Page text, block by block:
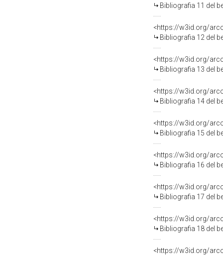
Bibliografia 11 del
<https://w3id.org/
Bibliografia 12 del
<https://w3id.org/
Bibliografia 13 del
<https://w3id.org/
Bibliografia 14 del
<https://w3id.org/
Bibliografia 15 del
<https://w3id.org/
Bibliografia 16 del
<https://w3id.org/
Bibliografia 17 del
<https://w3id.org/
Bibliografia 18 del
<https://w3id.org/